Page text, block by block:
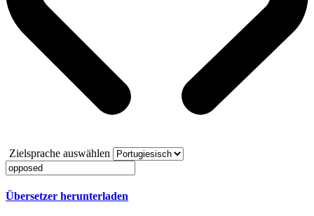
Zielsprache auswählen
Übersetzer herunterladen